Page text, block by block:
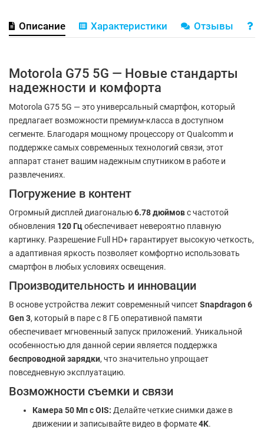
Описание Характеристики Отзывы
Motorola G75 5G — Новые стандарты
надежности и комфорта
Motorola G75 5G — это универсальный смартфон, который
предлагает возможности премиум-класса в доступном
сегменте. Благодаря мощному процессору от Qualcomm и
поддержке самых современных технологий связи, этот
аппарат станет вашим надежным спутником в работе и
развлечениях.
Погружение в контент
Огромный дисплей диагональю6.78 дюймовс частотой
обновления 120 Гцобеспечивает невероятно плавную
картинку. Разрешение Full HD+ гарантирует высокую четкость,
а адаптивная яркость позволяет комфортно использовать
смартфон в любых условиях освещения.
Производительность и инновации
В основе устройства лежит современный чипсетSnapdragon 6
Gen 3, который в паре с 8 ГБ оперативной памяти
обеспечивает мгновенный запуск приложений. Уникальной
особенностью для данной серии является поддержка
беспроводной зарядки, что значительно упрощает
повседневную эксплуатацию.
Возможности съемки и связи
Камера 50 Мп с OIS: Делайте четкие снимки даже в
движении и записывайте видео в формате4K.